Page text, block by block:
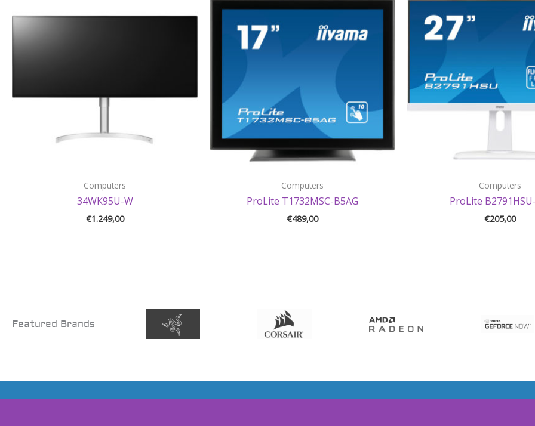
Computers
34WK95U-W
€1.249,00
Computers
ProLite T1732MSC-B5AG
€489,00
Computers
ProLite
€205,00
Featured Brands